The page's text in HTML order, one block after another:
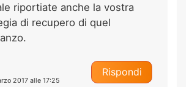
riportiate anche la vostra
di recupero di quel
Rispondi
2017 alle 17:25